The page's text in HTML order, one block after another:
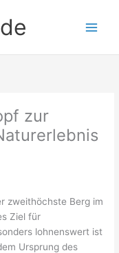
zur
zweithöchste Berg im
Ziel für
lohnenswert ist
Ursprung des